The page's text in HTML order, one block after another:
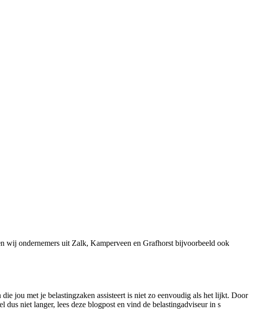
wij ondernemers uit Zalk, Kamperveen en Grafhorst bijvoorbeeld ook
jou met je belastingzaken assisteert is niet zo eenvoudig als het lijkt. Door
niet langer, lees deze blogpost en vind de belastingadviseur in s